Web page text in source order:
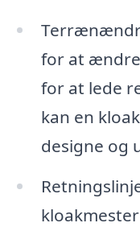
for at
for at lede
kan en
designe og